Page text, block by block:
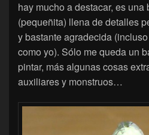
hay mucho a destacar, es una
(pequeñita) llena de detalles
y bastante agradecida
como yo). Sólo me queda un
pintar, más algunas cosas
auxiliares y monstruos…